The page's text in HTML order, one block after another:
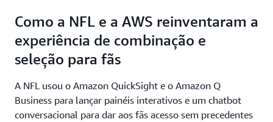
Como a NFL e a AWS reinventaram a
experiência de combinação e
seleção para fãs
A NFL usou o Amazon QuickSight e o Amazon Q
Business para lançar painéis interativos e um chatbot
conversacional para dar aos fãs acesso sem precedentes